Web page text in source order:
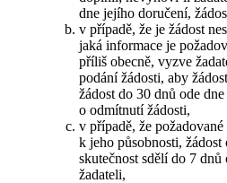
dne jejího doručení,
v případě, že je žádost
jaká informace je
příliš obecně, vyzve
podání žádosti, aby
žádost do 30 dnů ode
o odmítnutí žádosti,
v případě, že
k jeho působnosti,
skutečnost sdělí do 7 dnů
žadateli,